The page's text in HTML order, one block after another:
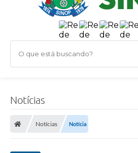
O que está buscando?
Notícias
Notícias Notícia